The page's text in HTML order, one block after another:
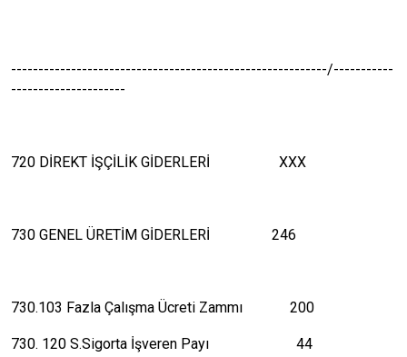
----------------------------------------------------------/-----------
---------------------
720 DİREKT İŞÇİLİK GİDERLERİ XXX
730 GENEL ÜRETİM GİDERLERİ 246
730.103 Fazla Çalışma Ücreti Zammı 200
730. 120 S.Sigorta İşveren Payı 44